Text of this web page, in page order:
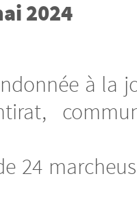
2024
à la
24